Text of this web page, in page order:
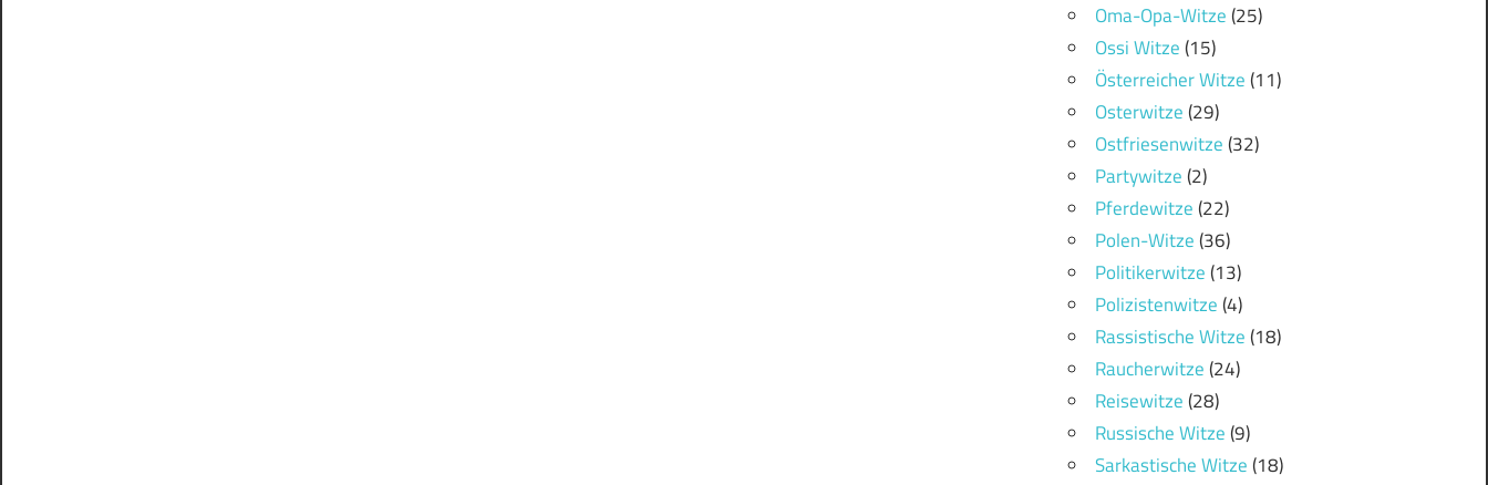
Oma-Opa-Witze(25)
Ossi Witze(15)
Österreicher Witze(11)
Osterwitze(29)
Ostfriesenwitze(32)
Partywitze(2)
Pferdewitze(22)
Polen-Witze(36)
Politikerwitze(13)
Polizistenwitze(4)
Rassistische Witze(18)
Raucherwitze(24)
Reisewitze(28)
Russische Witze(9)
Sarkastische Witze(18)